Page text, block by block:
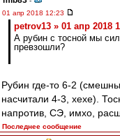
01 апр 2018 12:23
petrov13 » 01 апр 2018
А рубин с тосной мы
превзошли?
Рубин где-то 6-2
насчитали 4-3, хехе).
напротив, СЭ, имхо,
Последнее сообщение